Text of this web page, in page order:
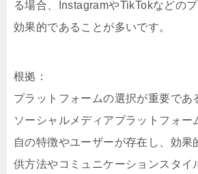
る場合、InstagramやTikTokなどの
効果的であることが多いです。
根拠：
プラットフォームの選択が重要であ
ソーシャルメディアプラットフォー
自の特徴やユーザーが存在し、効果
供方法やコミュニケーションスタイ